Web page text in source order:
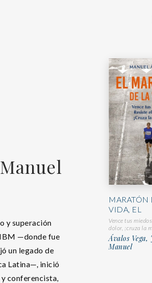
y superación
IBM —donde fue
un legado de
Latina—, inició
conferencista,
MARATÓN
VIDA, EL
Vence tus
dolor, ¡cruza la
Ávalos Vega,
Manuel